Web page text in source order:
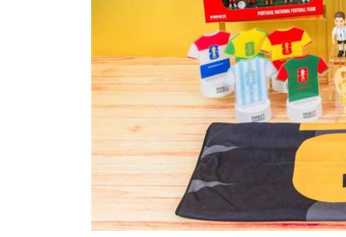
台彩父親節推新刮刮樂千萬頭獎超「爸」氣
商場戰國來臨 台中「頂奢大道」逐漸成形
「拍片人的多重宇宙」職涯論壇9/12登場！
8國球員齊聚高雄 Formosa 7s掀足球熱潮
理想混蛋號召粉絲跨海追星吃美食！ 18:15